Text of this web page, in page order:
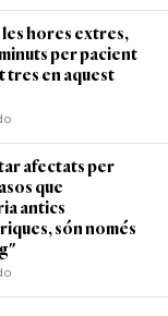
hores extres,
per pacient
tres en aquest
afectats per
que
antics
són només